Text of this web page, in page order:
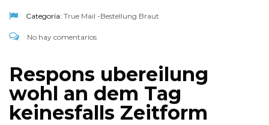
Categoría: True Mail -Bestellung Braut
No hay comentarios
Respons ubereilung
wohl an dem Tag
keinesfalls Zeitform